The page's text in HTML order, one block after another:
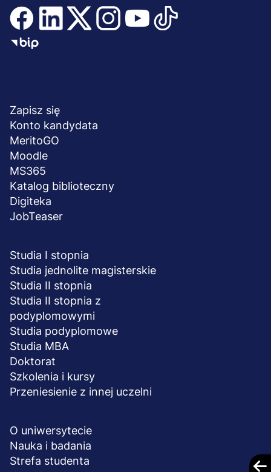
stopka
Zapisz się
Konto kandydata
MeritoGO
Moodle
MS365
Katalog biblioteczny
Digiteka
JobTeaser
Studia I stopnia
Studia jednolite magisterskie
Studia II stopnia
Studia II stopnia z
podyplomowymi
Studia podyplomowe
Studia MBA
Doktorat
Szkolenia i kursy
Przeniesienie z innej uczelni
O uniwersytecie
Nauka i badania
Strefa studenta